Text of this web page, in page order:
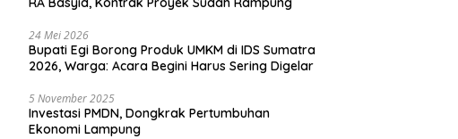
24 Mei 2026
Bupati Egi Borong Produk UMKM di IDS Sumatra
2026, Warga: Acara Begini Harus Sering Digelar
5 November 2025
Investasi PMDN, Dongkrak Pertumbuhan
Ekonomi Lampung